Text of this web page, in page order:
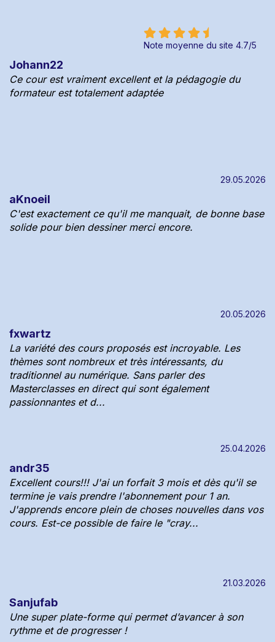
Note moyenne du site 4.7/5
Johann22
Ce cour est vraiment excellent et la pédagogie du
formateur est totalement adaptée
29.05.2026
aKnoeil
C'est exactement ce qu'il me manquait, de bonne base
solide pour bien dessiner merci encore.
20.05.2026
fxwartz
La variété des cours proposés est incroyable. Les
thèmes sont nombreux et très intéressants, du
traditionnel au numérique. Sans parler des
Masterclasses en direct qui sont également
passionnantes et d...
25.04.2026
andr35
Excellent cours!!! J'ai un forfait 3 mois et dès qu'il se
termine je vais prendre l'abonnement pour 1 an.
J'apprends encore plein de choses nouvelles dans vos
cours. Est-ce possible de faire le "cray...
21.03.2026
Sanjufab
Une super plate-forme qui permet d’avancer à son
rythme et de progresser !